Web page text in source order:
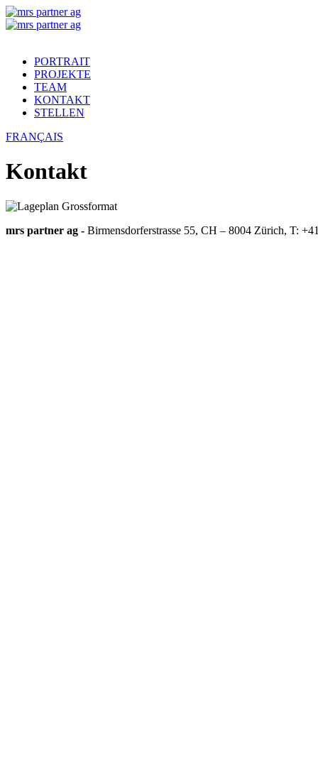
PORTRAIT
PROJEKTE
TEAM
KONTAKT
STELLEN
FRANÇAIS
Kontakt
mrs partner ag - Birmensdorferstrasse 55, CH – 8004 Zürich, T: